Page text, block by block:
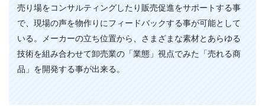
売り場をコンサルティングしたり販売促進をサポートする事
で、現場の声を物作りにフィードバックする事が可能として
いる。メーカーの立ち位置から、さまざまな素材とあらゆる
技術を組み合わせて卸売業の「業態」視点でみた「売れる商
品」を開発する事が出来る。